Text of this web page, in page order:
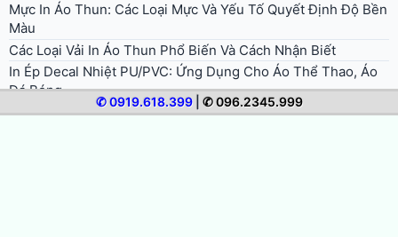
✆ 0919.618.399| ✆ 096.2345.999
Mực In Áo Thun: Các Loại Mực Và Yếu Tố Quyết Định Độ Bền
Màu
Các Loại Vải In Áo Thun Phổ Biến Và Cách Nhận Biết
In Ép Decal Nhiệt PU/PVC: Ứng Dụng Cho Áo Thể Thao, Áo
Đá Bóng